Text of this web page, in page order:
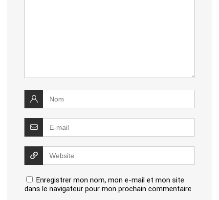
Enregistrer mon nom, mon e-mail et mon site
dans le navigateur pour mon prochain commentaire.